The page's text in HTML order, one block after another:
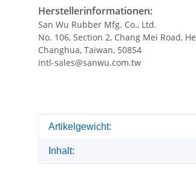
Herstellerinformationen:
San Wu Rubber Mfg. Co., Ltd.
No. 106, Section 2, Chang Mei Road,
Changhua, Taiwan, 50854
intl-sales@sanwu.com.tw
Produkteigenschaft
Wert
Artikelgewicht:
Inhalt: